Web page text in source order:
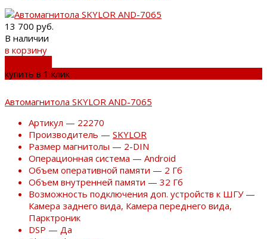
13 700 руб.
В наличии
в корзину
купить в 1 клик
Автомагнитола SKYLOR AND-7065
Артикул — 22270
Производитель — SKYLOR
Размер магнитолы — 2-DIN
Операционная система — Android
Объем оперативной памяти — 2 Гб
Объем внутренней памяти — 32 Гб
Возможность подключения доп. устройств к ШГУ —
Камера заднего вида, Камера переднего вида,
Парктроник
DSP — Да